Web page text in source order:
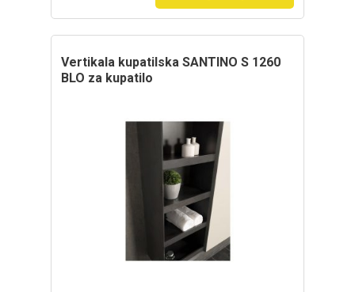
Vertikala kupatilska SANTINO S 1260
BLO za kupatilo